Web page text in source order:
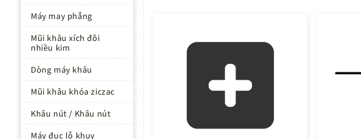
Máy may phẳng
Mũi khâu xích đôi
nhiều kim
Dòng máy khâu
Mũi khâu khóa ziczac
Khâu nút / Khâu nút
Máy đục lỗ khuy